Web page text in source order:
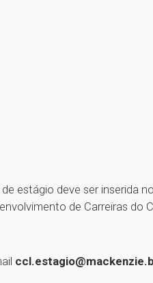
estágio deve ser inserida
de Carreiras do